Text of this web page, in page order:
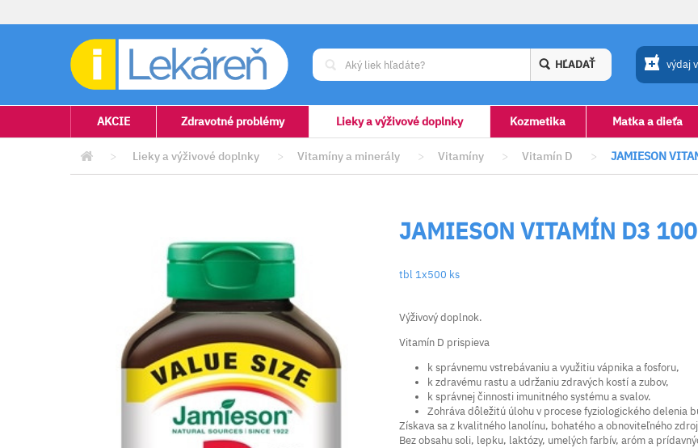
HĽADAŤ výdaj
AKCIE Zdravotné problémy Lieky a výživové doplnky Kozmetika Matka a dieťa
> Lieky a výživové doplnky > Vitamíny a minerály > Vitamíny > Vitamín D > JAMIESON
JAMIESON VITAMÍN D3
tbl 1x500 ks
Výživový doplnok.
Vitamín D prispieva
k správnemu vstrebávaniu a využitiu vápnika a fosforu,
k zdravému rastu a udržaniu zdravých kostí a zubov,
k správnej činnosti imunitného systému a svalov.
Zohráva dôležitú úlohu v procese fyziologického delenia
Získava sa z kvalitného lanolínu, bohatého a obnoviteľného
Bez obsahu soli, lepku, laktózy, umelých farbív, aróm a